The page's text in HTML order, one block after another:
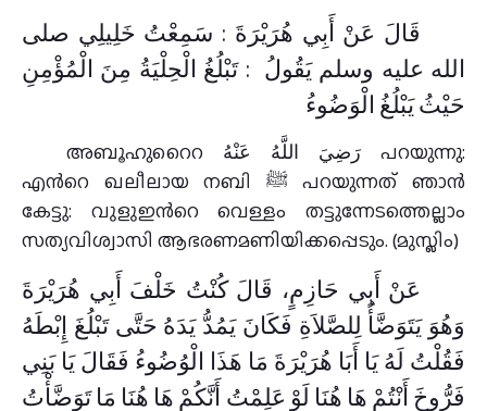
قَالَ عَنْ أَبِي هُرَيْرَةَ : سَمِعْتُ خَلِيلِي صلى
الله عليه وسلم يَقُولُ ‏ :‏ تَبْلُغُ الْحِلْيَةُ مِنَ الْمُؤْمِنِ
حَيْثُ يَبْلُغُ الْوَضُوءُ
അബൂഹുറൈറ رَضِيَ اللَّهُ عَنْهُ പറയുന്നു:
എന്‍റെ ഖലീലായ നബി ﷺ പറയുന്നത്‌ ഞാന്‍
കേട്ടു: വുളുഇന്‍റെ വെള്ളം തട്ടുന്നേടത്തെല്ലാം
സത്യവിശ്വാസി ആഭരണമണിയിക്കപ്പെടും. (മുസ്ലിം)
عَنْ أَبِي حَازِمٍ، قَالَ كُنْتُ خَلْفَ أَبِي هُرَيْرَةَ
وَهُوَ يَتَوَضَّأُ لِلصَّلاَةِ فَكَانَ يَمُدُّ يَدَهُ حَتَّى تَبْلُغَ إِبْطَهُ
فَقُلْتُ لَهُ يَا أَبَا هُرَيْرَةَ مَا هَذَا الْوُضُوءُ فَقَالَ يَا بَنِي
فَرُّوخَ أَنْتُمْ هَا هُنَا لَوْ عَلِمْتُ أَنَّكُمْ هَا هُنَا مَا تَوَضَّأْتُ